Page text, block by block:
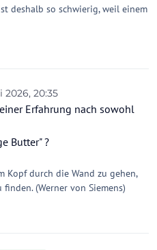
deshalb so schwierig, weil einem
2026, 20:35
Kourion6. Okt. 2026, 20:36
Erfahrung nach sowohl
Butter" ?
Kopf durch die Wand zu gehen,
(Werner von Siemens)